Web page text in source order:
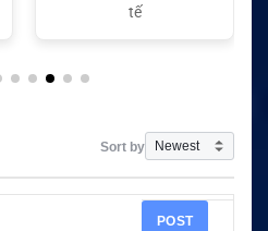
tế
Sort by
POST